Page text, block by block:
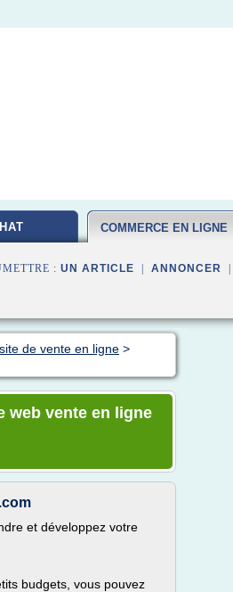
COMMERCE EN LIGNE
: UN ARTICLE ANNONCER
de vente en ligne >
web vente en ligne
et développez votre
budgets, vous pouvez